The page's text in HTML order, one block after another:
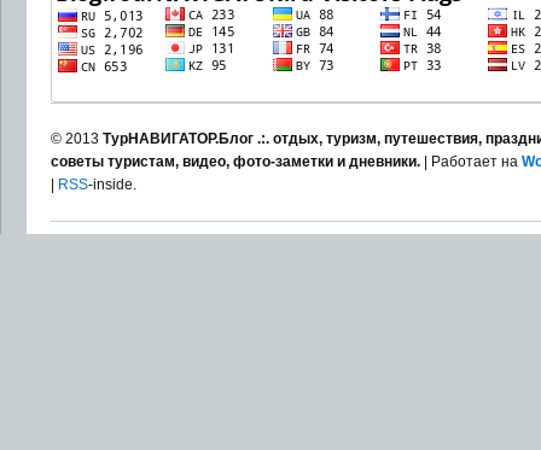
© 2013 ТурНАВИГАТОР.Блог .:. отдых, туризм, путешествия,
советы туристам, видео, фото-заметки и дневники.| Работает на
RSS-inside.